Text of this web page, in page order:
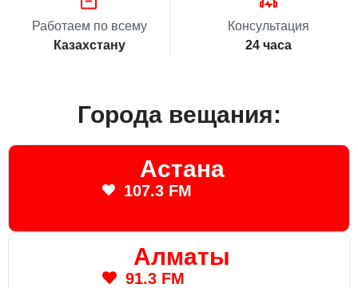
Работаем по всему
Казахстану
Консультация
24 часа
Города вещания:
Астана
107.3 FM
Алматы
91.3 FM